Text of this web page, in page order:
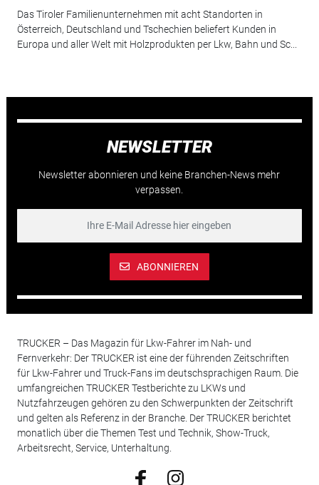
Das Tiroler Familienunternehmen mit acht Standorten in
Österreich, Deutschland und Tschechien beliefert Kunden in
Europa und aller Welt mit Holzprodukten per Lkw, Bahn und Sc...
NEWSLETTER
Newsletter abonnieren und keine Branchen-News mehr
verpassen.
ABONNIEREN
TRUCKER – Das Magazin für Lkw-Fahrer im Nah- und
Fernverkehr: Der TRUCKER ist eine der führenden Zeitschriften
für Lkw-Fahrer und Truck-Fans im deutschsprachigen Raum. Die
umfangreichen TRUCKER Testberichte zu LKWs und
Nutzfahrzeugen gehören zu den Schwerpunkten der Zeitschrift
und gelten als Referenz in der Branche. Der TRUCKER berichtet
monatlich über die Themen Test und Technik, Show-Truck,
Arbeitsrecht, Service, Unterhaltung.